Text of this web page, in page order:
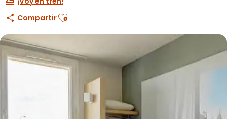
CompartirAjouter aux favoris